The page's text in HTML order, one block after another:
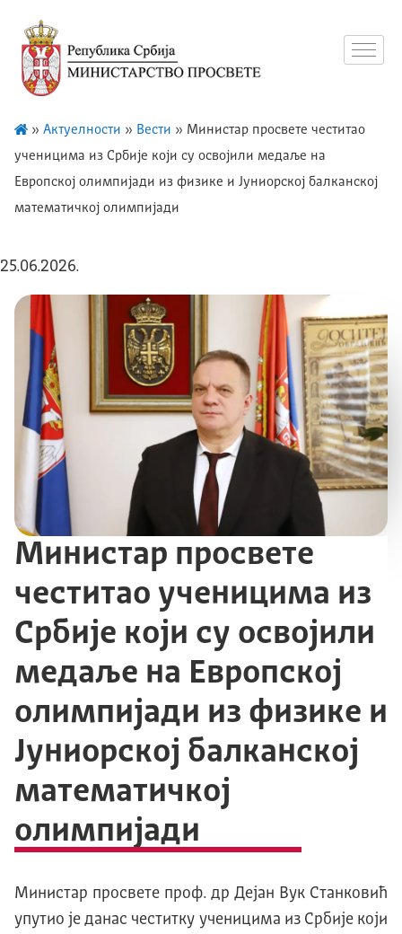
» Актуелности » Вести » Министар просвете честитао
ученицима из Србије који су освојили медаље на
Европској олимпијади из физике и Јуниорској балканској
математичкој олимпијади
25.06.2026.
Министар просвете
честитао ученицима из
Србије који су освојили
медаље на Европској
олимпијади из физике и
Јуниорској балканској
математичкој
олимпијади
Министар просвете проф. др Дејан Вук Станковић
упутио је данас честитку ученицима из Србије који